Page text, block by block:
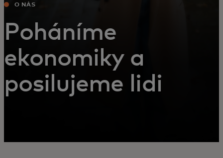
O NÁS
Poháníme
ekonomiky a
posilujeme lidi